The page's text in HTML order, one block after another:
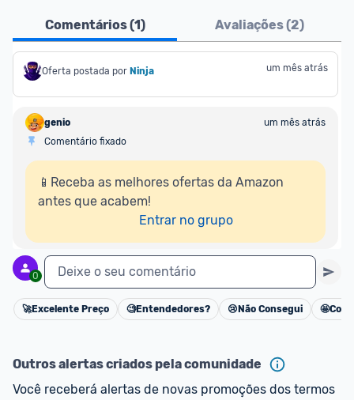
Comentários (1) Avaliações (2)
Oferta postada por Ninja um mês atrás
genio
um mês atrás
Comentário fixado
📱Receba as melhores ofertas da Amazon
antes que acabem!
Entrar no grupo
0 Deixe o seu comentário
Cancelar
🚀Excelente Preço 🧐Entendedores? 😢 Não Consegui 🤩
Outros alertas criados pela comunidade
Você receberá alertas de novas promoções dos termos